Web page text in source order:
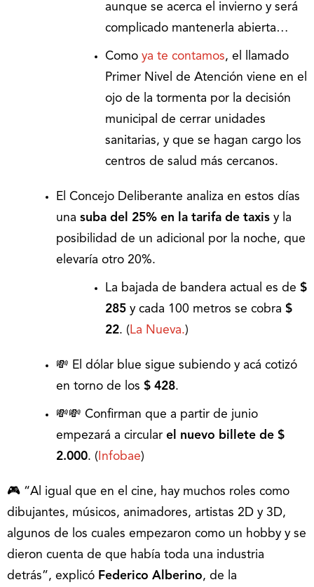
aunque se acerca el invierno y será
complicado mantenerla abierta…
Como ya te contamos, el llamado
Primer Nivel de Atención viene en el
ojo de la tormenta por la decisión
municipal de cerrar unidades
sanitarias, y que se hagan cargo los
centros de salud más cercanos.
El Concejo Deliberante analiza en estos días
una suba del 25% en la tarifa de taxis y la
posibilidad de un adicional por la noche, que
elevaría otro 20%.
La bajada de bandera actual es de $
285 y cada 100 metros se cobra $
22. ( La Nueva.)
💸 El dólar blue sigue subiendo y acá cotizó
en torno de los $ 428.
💸💸 Confirman que a partir de junio
empezará a circular el nuevo billete de $
2.000. ( Infobae)
🎮 “Al igual que en el cine, hay muchos roles como
dibujantes, músicos, animadores, artistas 2D y 3D,
algunos de los cuales empezaron como un hobby y se
dieron cuenta de que había toda una industria
detrás”, explicó Federico Alberino, de la